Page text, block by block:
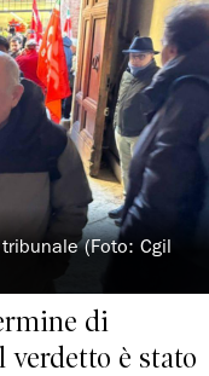
(Foto: Cgil
di
verdetto è stato